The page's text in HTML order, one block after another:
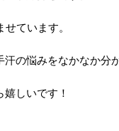
ています。
の悩みをなかなか分
しいです！